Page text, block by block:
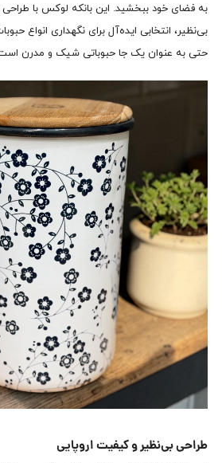
به فضای خود ببخشید. این بانکه لوکس با
بی‌نظیر، انتخابی ایده‌آل برای نگهداری انواع
حتی به عنوان یک جا حبوباتی شیک و مدرن
طراحی بی‌نظیر و کیفیت اروپایی